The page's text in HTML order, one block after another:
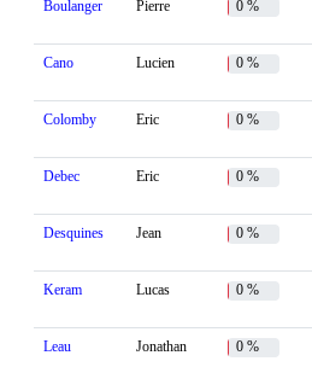
Boulanger Pierre 0 %
Cano Lucien 0 %
Colomby Eric 0 %
Debec Eric 0 %
Desquines Jean 0 %
Keram Lucas 0 %
Leau Jonathan 0 %